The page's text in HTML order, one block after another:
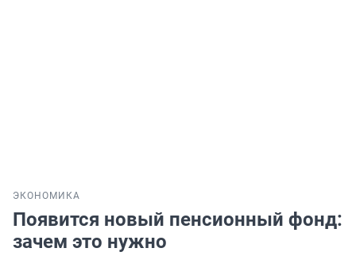
ЭКОНОМИКА
Появится новый пенсионный фонд:
зачем это нужно